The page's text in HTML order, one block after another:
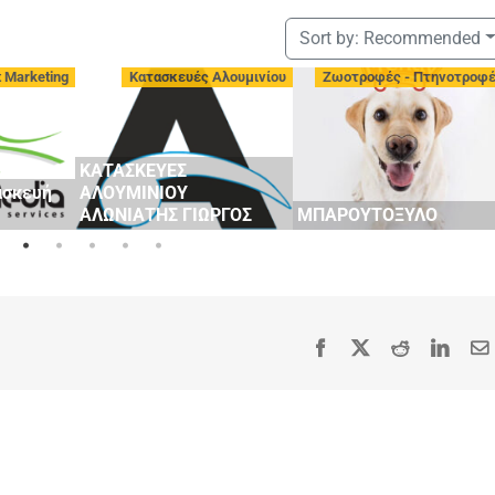
Sort by: Recommended
Marketing Κατασκευές Αλουμινίου
ΚΑΤΑΣΚΕΥΕΣ
ΑΛΟΥΜΙΝΙΟΥ
ΑΛΩΝΙΑΤΗΣ ΓΙΩΡΓΟΣ
Ζωοτροφές -
ΜΠΑΡΟΥΤΟΞΥΛΟ
Facebook Reddit